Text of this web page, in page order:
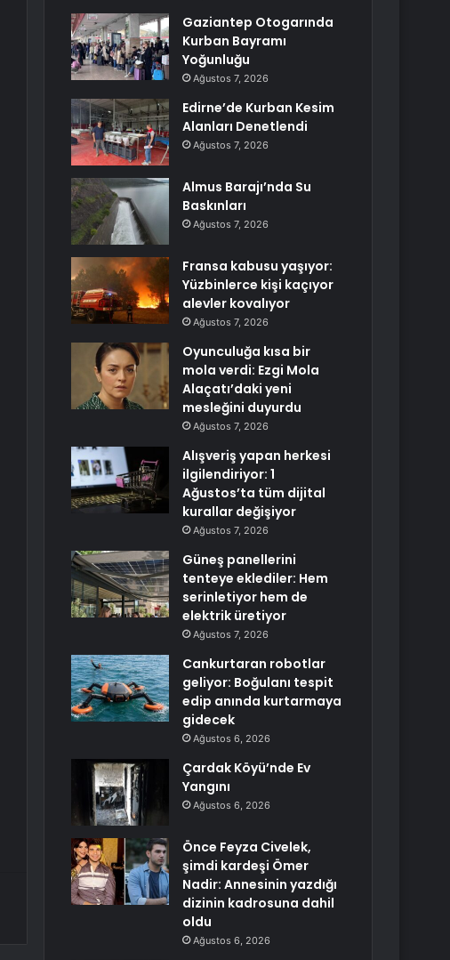
Gaziantep Otogarında
Kurban Bayramı
Yoğunluğu
Ağustos 7, 2026
Edirne’de Kurban Kesim
Alanları Denetlendi
Ağustos 7, 2026
Almus Barajı’nda Su
Baskınları
Ağustos 7, 2026
Fransa kabusu yaşıyor:
Yüzbinlerce kişi kaçıyor
alevler kovalıyor
Ağustos 7, 2026
Oyunculuğa kısa bir
mola verdi: Ezgi Mola
Alaçatı’daki yeni
mesleğini duyurdu
Ağustos 7, 2026
Alışveriş yapan herkesi
ilgilendiriyor: 1
Ağustos’ta tüm dijital
kurallar değişiyor
Ağustos 7, 2026
Güneş panellerini
tenteye eklediler: Hem
serinletiyor hem de
elektrik üretiyor
Ağustos 7, 2026
Cankurtaran robotlar
geliyor: Boğulanı tespit
edip anında kurtarmaya
gidecek
Ağustos 6, 2026
Çardak Köyü’nde Ev
Yangını
Ağustos 6, 2026
Önce Feyza Civelek,
şimdi kardeşi Ömer
Nadir: Annesinin yazdığı
dizinin kadrosuna dahil
oldu
Ağustos 6, 2026